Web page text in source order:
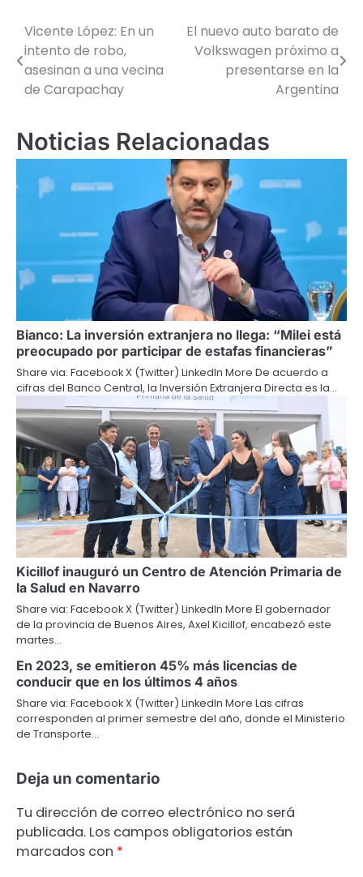
Navegación
de
entradas
Vicente López: En un
intento de robo,
asesinan a una vecina
de Carapachay
El nuevo auto barato de
Volkswagen próximo a
presentarse en la
Argentina
Noticias Relacionadas
Bianco: La inversión extranjera no llega: “Milei está
preocupado por participar de estafas financieras”
Share via: Facebook X (Twitter) LinkedIn More De acuerdo a
cifras del Banco Central, la Inversión Extranjera Directa es la…
Kicillof inauguró un Centro de Atención Primaria de
la Salud en Navarro
Share via: Facebook X (Twitter) LinkedIn More El gobernador
de la provincia de Buenos Aires, Axel Kicillof, encabezó este
martes…
En 2023, se emitieron 45% más licencias de
conducir que en los últimos 4 años
Share via: Facebook X (Twitter) LinkedIn More Las cifras
corresponden al primer semestre del año, donde el Ministerio
de Transporte…
Deja un comentario
Tu dirección de correo electrónico no será
publicada. Los campos obligatorios están
marcados con *